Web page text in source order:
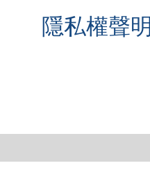
隱私權聲明